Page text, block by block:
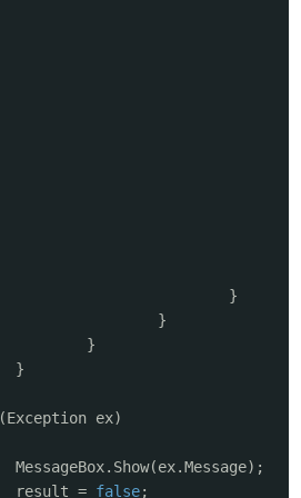
}
}
}
}
(Exception ex)
MessageBox.Show(ex.Message);
result = false;